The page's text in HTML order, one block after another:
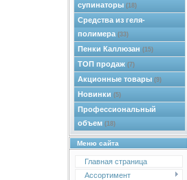
супинаторы (18)
Средства из геля-
полимера (33)
Пенки Каллюзан (15)
ТОП продаж (7)
Акционные товары (9)
Новинки (5)
Профессиональный
объем (18)
Меню сайта
Главная страница
Ассортимент